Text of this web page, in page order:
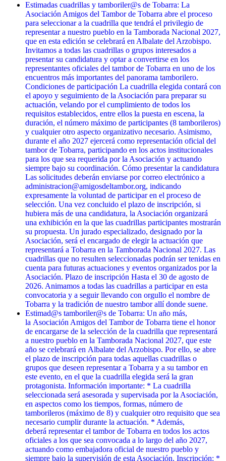
Estimadas cuadrillas y tamboriler@s de Tobarra: La
Asociación Amigos del Tambor de Tobarra abre el proceso
para seleccionar a la cuadrilla que tendrá el privilegio de
representar a nuestro pueblo en la Tamborada Nacional 2027,
que en esta edición se celebrará en Albalate del Arzobispo.
Invitamos a todas las cuadrillas o grupos interesados a
presentar su candidatura y optar a convertirse en los
representantes oficiales del tambor de Tobarra en uno de los
encuentros más importantes del panorama tamborilero.
Condiciones de participación La cuadrilla elegida contará con
el apoyo y seguimiento de la Asociación para preparar su
actuación, velando por el cumplimiento de todos los
requisitos establecidos, entre ellos la puesta en escena, la
duración, el número máximo de participantes (8 tamborileros)
y cualquier otro aspecto organizativo necesario. Asimismo,
durante el año 2027 ejercerá como representación oficial del
tambor de Tobarra, participando en los actos institucionales
para los que sea requerida por la Asociación y actuando
siempre bajo su coordinación. Cómo presentar la candidatura
Las solicitudes deberán enviarse por correo electrónico a
administracion@amigosdeltambor.org, indicando
expresamente la voluntad de participar en el proceso de
selección. Una vez concluido el plazo de inscripción, si
hubiera más de una candidatura, la Asociación organizará
una exhibición en la que las cuadrillas participantes mostrarán
su propuesta. Un jurado especializado, designado por la
Asociación, será el encargado de elegir la actuación que
representará a Tobarra en la Tamborada Nacional 2027. Las
cuadrillas que no resulten seleccionadas podrán ser tenidas en
cuenta para futuras actuaciones y eventos organizados por la
Asociación. Plazo de inscripción Hasta el 30 de agosto de
2026. Animamos a todas las cuadrillas a participar en esta
convocatoria y a seguir llevando con orgullo el nombre de
Tobarra y la tradición de nuestro tambor allí donde suene.
Estimad@s tamboriler@s de Tobarra: Un año más,
la Asociación Amigos del Tambor de Tobarra tiene el honor
de encargarse de la selección de la cuadrilla que representará
a nuestro pueblo en la Tamborada Nacional 2027, que este
año se celebrará en Albalate del Arzobispo. Por ello, se abre
el plazo de inscripción para todas aquellas cuadrillas o
grupos que deseen representar a Tobarra y a su tambor en
este evento, en el que la cuadrilla elegida será la gran
protagonista. Información importante: * La cuadrilla
seleccionada será asesorada y supervisada por la Asociación,
en aspectos como los tiempos, formas, número de
tamborileros (máximo de 8) y cualquier otro requisito que sea
necesario cumplir durante la actuación. * Además,
deberá representar el tambor de Tobarra en todos los actos
oficiales a los que sea convocada a lo largo del año 2027,
actuando como embajadora oficial de nuestro pueblo y
siempre bajo la supervisión de esta Asociación. Inscripción: *